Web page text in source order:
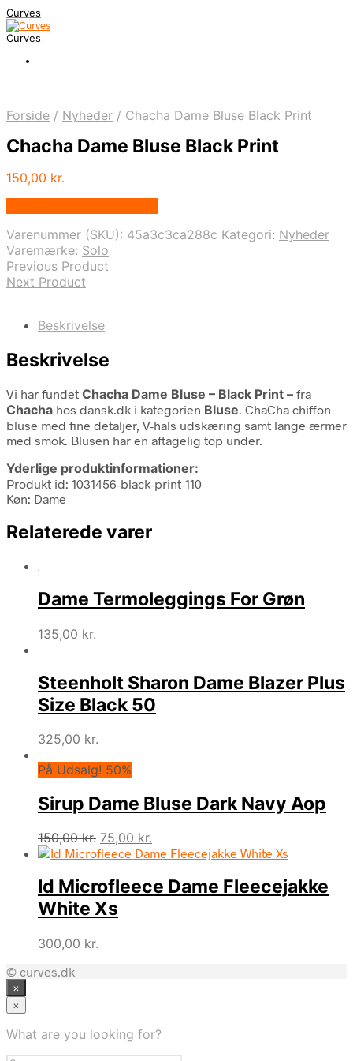
Curves
Curves
Forside / Nyheder / Chacha Dame Bluse Black Print
Chacha Dame Bluse Black Print
150,00 kr.
Varenummer (SKU): 45a3c3ca288c Kategori: Nyheder
Varemærke: Solo
Previous Product
Next Product
Beskrivelse
Beskrivelse
Vi har fundet Chacha Dame Bluse – Black Print – fra
Chacha hos dansk.dk i kategorien Bluse. ChaCha chiffon
bluse med fine detaljer, V-hals udskæring samt lange ærmer
med smok. Blusen har en aftagelig top under.
Yderlige produktinformationer:
Produkt id: 1031456-black-print-110
Køn: Dame
Relaterede varer
Dame Termoleggings For Grøn
135,00 kr.
Steenholt Sharon Dame Blazer Plus
Size Black 50
325,00 kr.
På Udsalg! 50%
Sirup Dame Bluse Dark Navy Aop
150,00kr. Den
oprindelige
var:
150,00 kr..
75,00 kr.
aktuelle
er:
75,00 kr..
Id Microfleece Dame Fleecejakke
White Xs
300,00 kr.
© curves.dk
×
×
What are you looking for?